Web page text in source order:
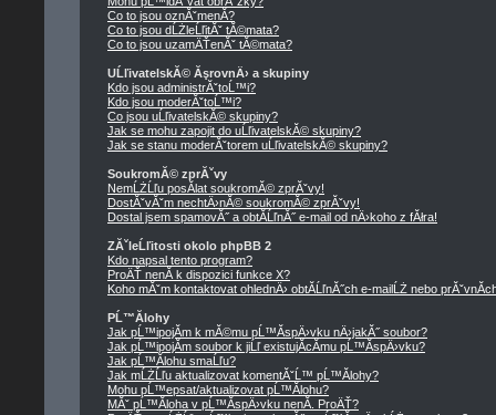
Co to jsou oznĂˇmenĂ­?
Co to jsou dĹŻleĹľitĂˇ tĂ©mata?
Co to jsou uzamÄŤenĂˇ tĂ©mata?
UĹľivatelskĂ© ĂşrovnÄ› a skupiny
Kdo jsou administrĂˇtoĹ™i?
Kdo jsou moderĂˇtoĹ™i?
Co jsou uĹľivatelskĂ© skupiny?
Jak se mohu zapojit do uĹľivatelskĂ© skupiny?
Jak se stanu moderĂˇtorem uĹľivatelskĂ© skupiny?
SoukromĂ© zprĂˇvy
NemĹŻĹľu posĂ­lat soukromĂ© zprĂˇvy!
DostĂˇvĂˇm nechtÄ›nĂ© soukromĂ© zprĂˇvy!
Dostal jsem spamovĂ˝ a obtĂ­ĹľnĂ˝ e-mail od nÄ›koho z fĂłra!
ZĂˇleĹľitosti okolo phpBB 2
Kdo napsal tento program?
ProÄŤ nenĂ­ k dispozici funkce X?
Koho mĂˇm kontaktovat ohlednÄ› obtĂ­ĹľnĂ˝ch e-mailĹŻ nebo
PĹ™Ă­lohy
Jak pĹ™ipojĂ­m k mĂ©mu pĹ™Ă­spÄ›vku nÄ›jakĂ˝ soubor?
Jak pĹ™ipojĂ­m soubor k jiĹľ existujĂ­cĂ­mu pĹ™Ă­spÄ›vku?
Jak pĹ™Ă­lohu smaĹľu?
Jak mĹŻĹľu aktualizovat komentĂˇĹ™ pĹ™Ă­lohy?
Mohu pĹ™epsat/aktualizovat pĹ™Ă­lohu?
MĂˇ pĹ™Ă­loha v pĹ™Ă­spÄ›vku nenĂ­. ProÄŤ?